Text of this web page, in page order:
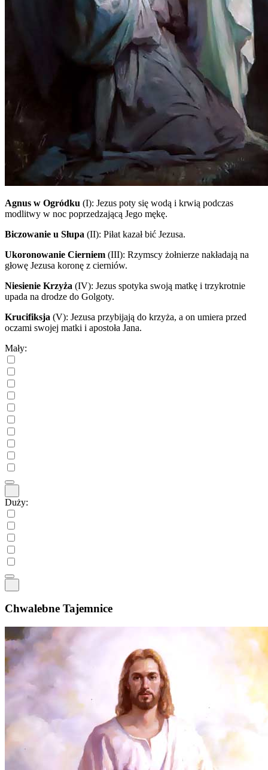
Agnus w Ogródku (I): Jezus poty się wodą i krwią podczas
modlitwy w noc poprzedzającą Jego mękę.
Biczowanie u Słupa (II): Piłat kazał bić Jezusa.
Ukoronowanie Cierniem (III): Rzymscy żołnierze nakładają na
głowę Jezusa koronę z cierniów.
Niesienie Krzyża (IV): Jezus spotyka swoją matkę i trzykrotnie
upada na drodze do Golgoty.
Krucifiksja (V): Jezusa przybijają do krzyża, a on umiera przed
oczami swojej matki i apostoła Jana.
Mały:
Duży:
Chwalebne Tajemnice